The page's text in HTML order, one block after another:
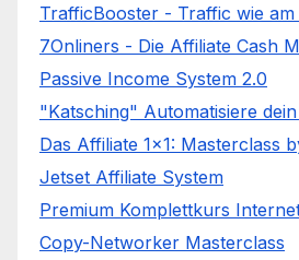
TrafficBooster - Traffic wie am
7Onliners - Die Affiliate Cash
Passive Income System 2.0
"Katsching" Automatisiere
Das Affiliate 1x1: Masterclass
Jetset Affiliate System
Premium Komplettkurs
Copy-Networker Masterclass